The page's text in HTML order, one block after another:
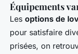
Équipements
Les options de
pour satisfaire
prisées, on